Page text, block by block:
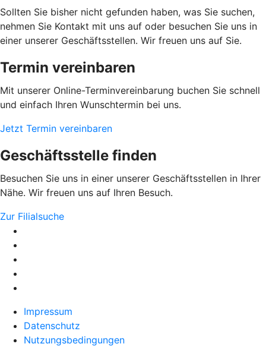
Sollten Sie bisher nicht gefunden haben, was Sie suchen,
nehmen Sie Kontakt mit uns auf oder besuchen Sie uns in
einer unserer Geschäftsstellen. Wir freuen uns auf Sie.
Termin vereinbaren
Mit unserer Online-Terminvereinbarung buchen Sie schnell
und einfach Ihren Wunschtermin bei uns.
Jetzt Termin vereinbaren
Geschäftsstelle finden
Besuchen Sie uns in einer unserer Geschäftsstellen in Ihrer
Nähe. Wir freuen uns auf Ihren Besuch.
Zur Filialsuche
Impressum
Datenschutz
Nutzungsbedingungen